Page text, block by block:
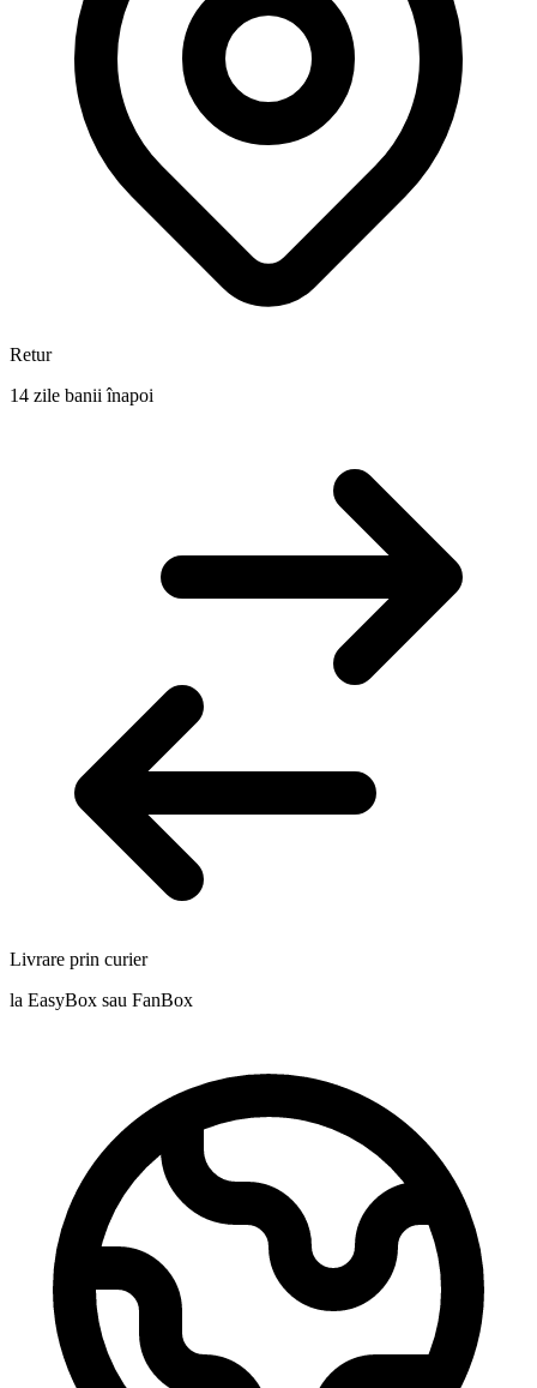
Retur
14 zile banii înapoi
Livrare prin curier
la EasyBox sau FanBox